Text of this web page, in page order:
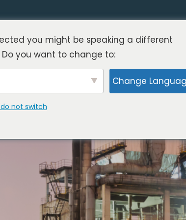
na
you might be speaking a different
you want to change to:
Change
not switch